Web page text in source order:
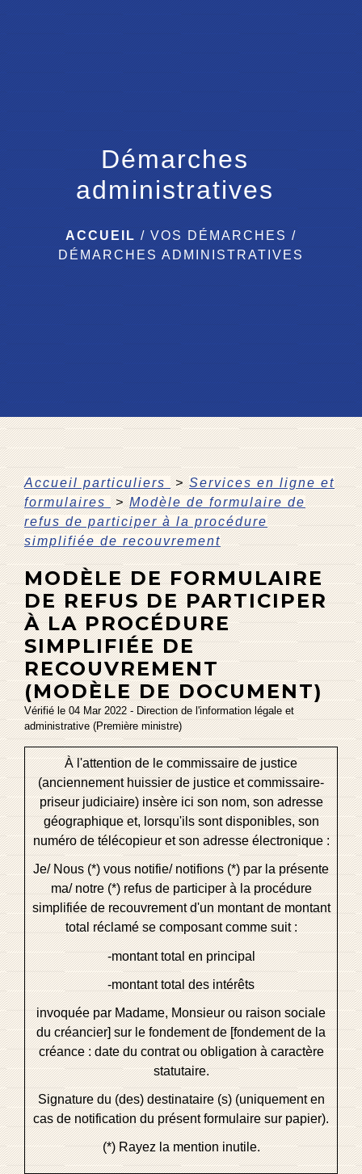
Démarches
administratives
ACCUEIL / VOS DÉMARCHES /
DÉMARCHES ADMINISTRATIVES
Accueil particuliers > Services en ligne et
formulaires > Modèle de formulaire de
refus de participer à la procédure
simplifiée de recouvrement
MODÈLE DE FORMULAIRE
DE REFUS DE PARTICIPER
À LA PROCÉDURE
SIMPLIFIÉE DE
RECOUVREMENT
(MODÈLE DE DOCUMENT)
Vérifié le 04 Mar 2022 - Direction de l'information légale et
administrative (Première ministre)
À l'attention dele commissaire de justice
(anciennement huissier de justice et commissaire-
priseur judiciaire) insère ici son nom, son adresse
géographique et, lorsqu'ils sont disponibles, son
numéro de télécopieur et son adresse électronique:
Je/ Nous (*) vous notifie/ notifions (*) par la présente
ma/ notre (*) refus de participer à la procédure
simplifiée de recouvrement d'un montant demontant
total réclamése composant comme suit :
-montant total en principal
-montant total des intérêts
invoquée parMadame, Monsieur ou raison sociale
du créancier] sur le fondement de [fondement de la
créance : date du contrat ou obligation à caractère
statutaire.
Signature du (des) destinataire (s) (uniquement en
cas de notification du présent formulaire sur papier).
(*) Rayez la mention inutile.